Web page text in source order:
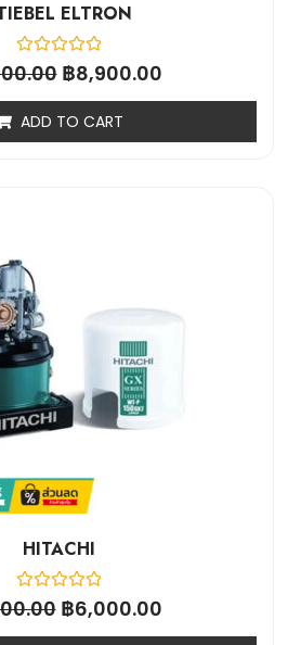
ELTRON
Rated
0
5
฿8,900.00
ADD TO CART
HITACHI
Rated
0
฿6,000.00